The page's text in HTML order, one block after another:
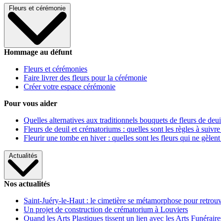
Fleurs et cérémonie
Hommage au défunt
Fleurs et cérémonies
Faire livrer des fleurs pour la cérémonie
Créer votre espace cérémonie
Pour vous aider
Quelles alternatives aux traditionnels bouquets de fleurs de
Fleurs de deuil et crématoriums : quelles sont les règles à
Fleurir une tombe en hiver : quelles sont les fleurs qui ne gèlent
Actualités
Nos actualités
Saint-Juéry-le-Haut : le cimetière se métamorphose pour
Un projet de construction de crématorium à Louviers
Quand les Arts Plastiques tissent un lien avec les Arts